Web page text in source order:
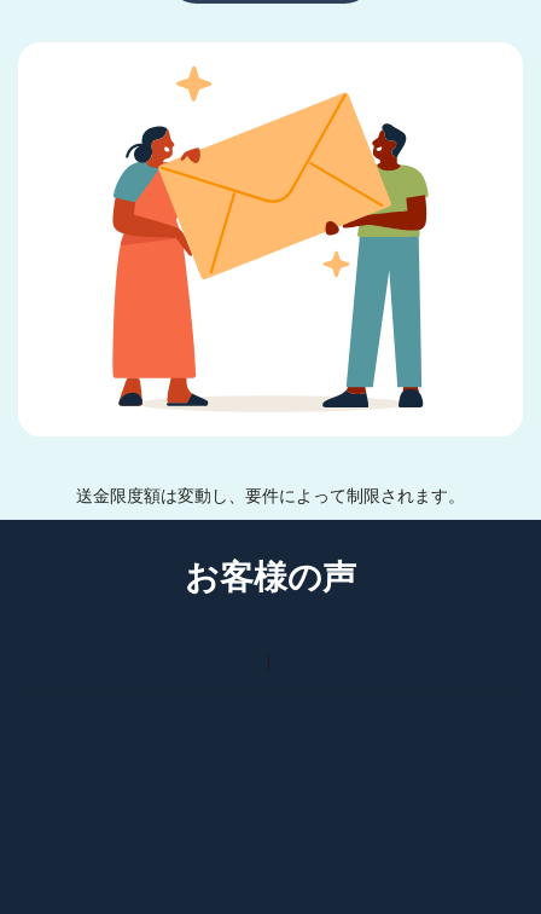
送金限度額は変動し、要件によって制限されます。
お客様の声